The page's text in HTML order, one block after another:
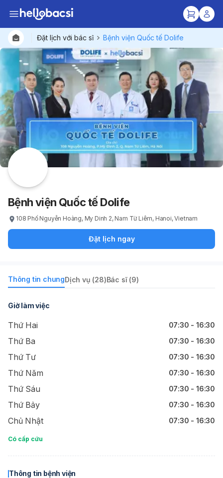
Đặt lịch với bác sĩ Bệnh viện Quốc tế Dolife
Bệnh viện Quốc tế Dolife
108 Phố Nguyễn Hoàng, My Dinh 2, Nam Từ Liêm, Hanoi, Vietnam
Đặt lịch ngay
Thông tin chungDịch vụ (28)Bác sĩ (9)
Giờ làm việc
Thứ Hai 07:30 - 16:30
Thứ Ba 07:30 - 16:30
Thứ Tư 07:30 - 16:30
Thứ Năm 07:30 - 16:30
Thứ Sáu 07:30 - 16:30
Thứ Bảy 07:30 - 16:30
Chủ Nhật 07:30 - 16:30
Có cấp cứu
Thông tin bệnh viện
Bệnh viện